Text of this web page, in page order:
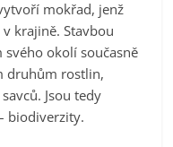
mokřad, jenž
krajině. Stavbou
okolí současně
druhům rostlin,
Jsou tedy
biodiverzity.